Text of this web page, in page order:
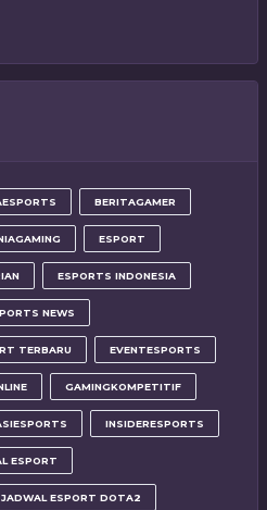
BERITAGAMER
ESPORT
ESPORTS INDONESIA
NEWS
TERBARU EVENTESPORTS
GAMINGKOMPETITIF
INSIDERESPORTS
ESPORT
JADWAL ESPORT DOTA2